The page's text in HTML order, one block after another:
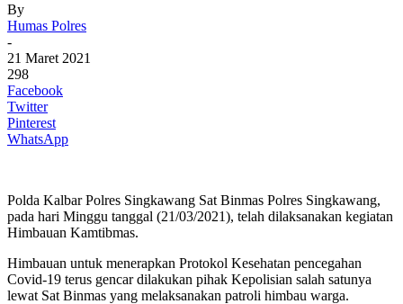
By
Humas Polres
-
21 Maret 2021
298
Facebook
Twitter
Pinterest
WhatsApp
Polda Kalbar Polres Singkawang Sat Binmas Polres Singkawang,
pada hari Minggu tanggal (21/03/2021), telah dilaksanakan kegiatan
Himbauan Kamtibmas.
Himbauan untuk menerapkan Protokol Kesehatan pencegahan
Covid-19 terus gencar dilakukan pihak Kepolisian salah satunya
lewat Sat Binmas yang melaksanakan patroli himbau warga.